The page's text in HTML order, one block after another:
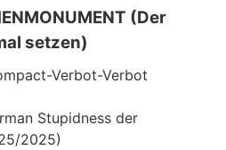
(Der
setzen)
Verbot-Verbot
Stupidness der
2025)